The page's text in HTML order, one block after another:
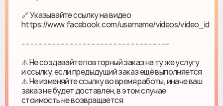
🔗 Указывайте ссылку на видео
https://www.facebook.com/username/videos/video_id
- - - - - - - - - - - - - - - - - - - - - - - - - - - - - - - - - -
⚠️ Не создавайте повторный заказ на ту же услугу
и ссылку, если предыдущий заказ ещё выполняется
⚠️ Не изменяйте ссылку во время работы, иначе ваш
заказ не будет доставлен, в этом случае
стоимость не возвращается